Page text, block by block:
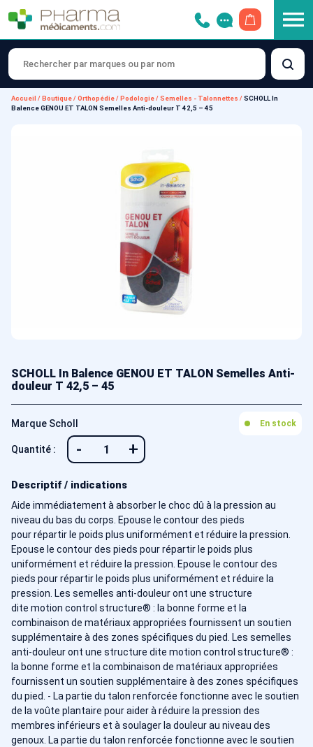
Accueil / Boutique/Orthopédie/ Podologie/Semelles - Talonnettes /SCHOLL In
Balence GENOU ET TALON Semelles Anti-douleur T 42,5 – 45
SCHOLL In Balence GENOU ET TALON Semelles Anti-
douleur T 42,5 – 45
Marque Scholl En stock
Quantité : - +
Descriptif / indications
Aide immédiatement à absorber le choc dû à la pression au
niveau du bas du corps. Epouse le contour des pieds
pour répartir le poids plus uniformément et réduire la pression.
Epouse le contour des pieds pour répartir le poids plus
uniformément et réduire la pression. Epouse le contour des
pieds pour répartir le poids plus uniformément et réduire la
pression. Les semelles anti-douleur ont une structure
dite motion control structure® : la bonne forme et la
combinaison de matériaux appropriées fournissent un soutien
supplémentaire à des zones spécifiques du pied. Les semelles
anti-douleur ont une structure dite motion control structure® :
la bonne forme et la combinaison de matériaux appropriées
fournissent un soutien supplémentaire à des zones spécifiques
du pied. - La partie du talon renforcée fonctionne avec le soutien
de la voûte plantaire pour aider à réduire la pression des
membres inférieurs et à soulager la douleur au niveau des
genoux. La partie du talon renforcée fonctionne avec le soutien